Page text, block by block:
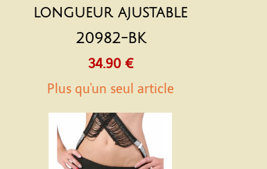
longueur ajustable
20982-BK
34.90 €
Plus qu'un seul article